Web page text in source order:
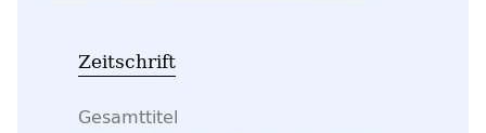
Zeitschrift
Gesamttitel